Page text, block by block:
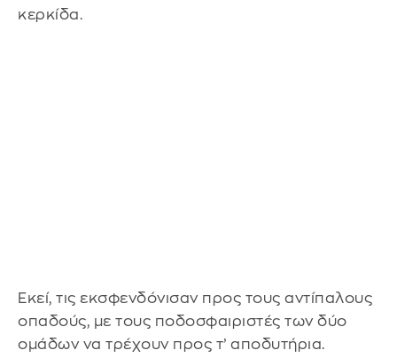
κερκίδα.
Εκεί, τις εκσφενδόνισαν προς τους αντίπαλους
οπαδούς, με τους ποδοσφαιριστές των δύο
ομάδων να τρέχουν προς τ’ αποδυτήρια.